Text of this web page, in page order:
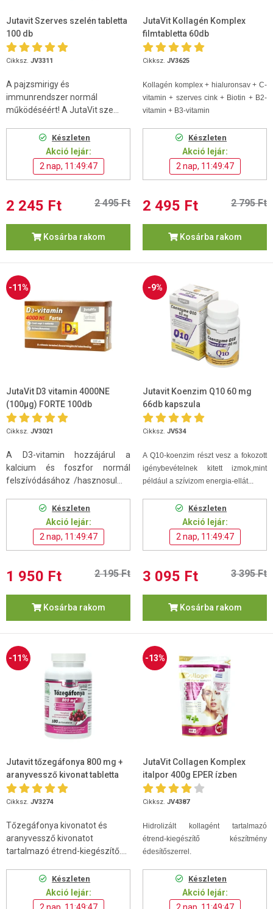
Jutavit Szerves szelén tabletta
100 db
Cikksz. JV3311
A pajzsmirigy és
immunrendszer normál
működéséért! A JutaVit sze...
Készleten
Akció lejár:
2 nap, 11:49:46
2 245 Ft 2 495 Ft
Kosárba rakom
JutaVit Kollagén Komplex
filmtabletta 60db
Cikksz. JV3625
Kollagén komplex + hialuronsav + C-
vitamin + szerves cink + Biotin + B2-
vitamin + B3-vitamin
Készleten
Akció lejár:
2 nap, 11:49:46
2 495 Ft 2 795 Ft
Kosárba rakom
-11%
JutaVit D3 vitamin 4000NE
(100µg) FORTE 100db
Cikksz. JV3021
A D3-vitamin hozzájárul a
kalcium és foszfor normál
felszívódásához /hasznosul...
Készleten
Akció lejár:
2 nap, 11:49:46
1 950 Ft 2 195 Ft
Kosárba rakom
-9%
Jutavit Koenzim Q10 60 mg
66db kapszula
Cikksz. JV534
A Q10-koenzim részt vesz a fokozott
igénybevételnek kitett izmok,mint
például a szívizom energia-ellát...
Készleten
Akció lejár:
2 nap, 11:49:46
3 095 Ft 3 395 Ft
Kosárba rakom
-11%
Jutavit tőzegáfonya 800 mg +
aranyvessző kivonat tabletta
100db
Cikksz. JV3274
Tőzegáfonya kivonatot és
aranyvessző kivonatot
tartalmazó étrend-kiegészítő....
Készleten
Akció lejár:
-13%
JutaVit Collagen Komplex
italpor 400g EPER ízben
Cikksz. JV4387
Hidrolizált kollagént tartalmazó
étrend-kiegészítő készítmény
édesítőszerrel.
Készleten
Akció lejár: